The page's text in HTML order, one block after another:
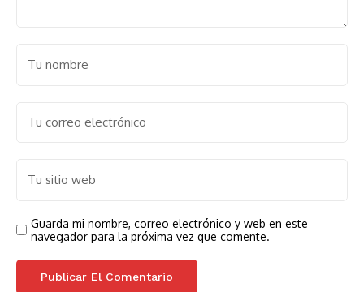
Guarda mi nombre, correo electrónico y web en este
navegador para la próxima vez que comente.